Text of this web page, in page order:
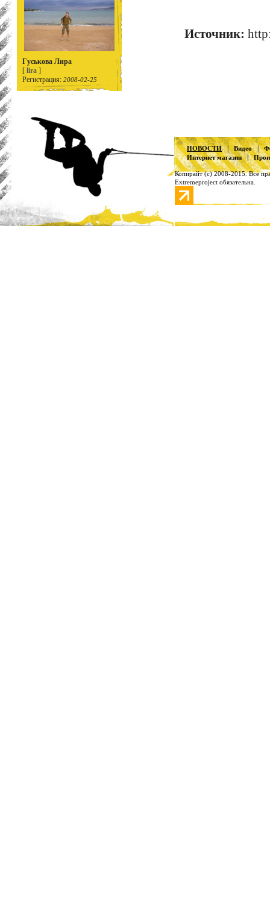
Гуськова Лира
[ lira ]
Регистрация: 2008-02-25
Источник:
НОВОСТИ|Видео|
Интернет магазин|
Копирайт (с) 2008-2015. Все
Extremeproject обязательна.